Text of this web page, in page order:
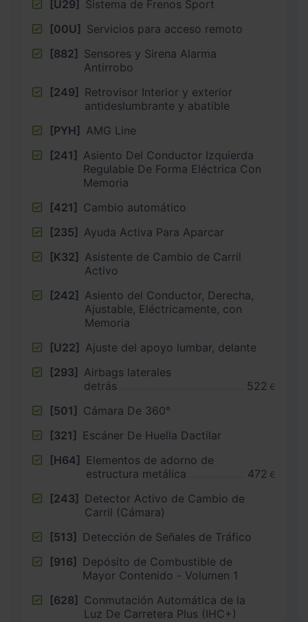
[U29]
Sistema de Frenos Sport
[00U] Servicios para acceso remoto
[882] Sensores y Sirena Alarma
Antirrobo
[249] Retrovisor Interior y exterior
antideslumbrante y abatible
[PYH] AMG Line
[241] Asiento Del Conductor Izquierda
Regulable De Forma Eléctrica Con
Memoria
[421] Cambio automático
[235] Ayuda Activa Para Aparcar
[K32] Asistente de Cambio de Carril
Activo
[242] Asiento del Conductor, Derecha,
Ajustable, Eléctricamente, con
Memoria
[U22] Ajuste del apoyo lumbar, delante
[293] Airbags laterales
detrás
522 €
[501] Cámara De 360°
[321] Escáner De Huella Dactilar
[H64] Elementos de adorno de
estructura metálica
472 €
[243] Detector Activo de Cambio de
Carril (Cámara)
[513] Detección de Señales de Tráfico
[916] Depósito de Combustible de
Mayor Contenido - Volumen 1
[628] Conmutación Automática de la
Luz De Carretera Plus (IHC+)